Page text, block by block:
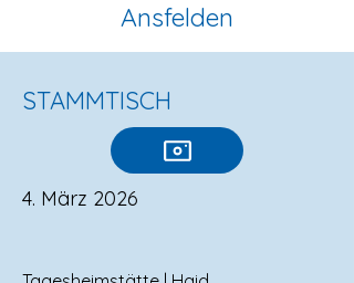
Ansfelden
STAMMTISCH
4. März 2026